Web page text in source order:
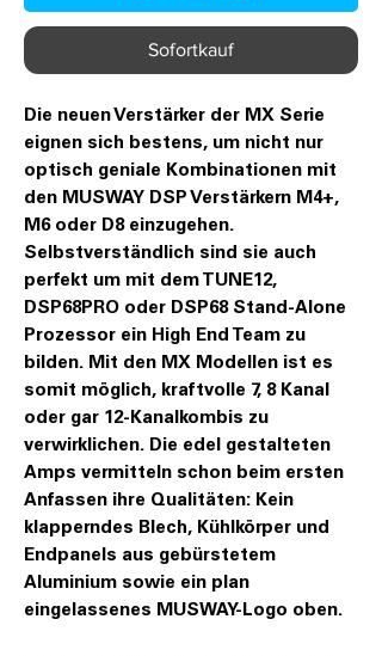
Sofortkauf
Die neuen Verstärker der MX Serie
eignen sich bestens, um nicht nur
optisch geniale Kombinationen mit
den MUSWAY DSP Verstärkern M4+,
M6 oder D8 einzugehen.
Selbstverständlich sind sie auch
perfekt um mit dem TUNE12,
DSP68PRO oder DSP68 Stand-Alone
Prozessor ein High End Team zu
bilden. Mit den MX Modellen ist es
somit möglich, kraftvolle 7, 8 Kanal
oder gar 12-Kanalkombis zu
verwirklichen. Die edel gestalteten
Amps vermitteln schon beim ersten
Anfassen ihre Qualitäten: Kein
klapperndes Blech, Kühlkörper und
Endpanels aus gebürstetem
Aluminium sowie ein plan
eingelassenes MUSWAY-Logo oben.